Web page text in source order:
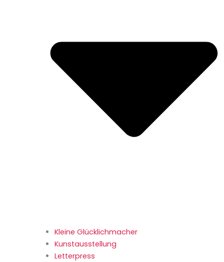
Kleine Glücklich­macher
Kunstaus­stellung
Letterpress